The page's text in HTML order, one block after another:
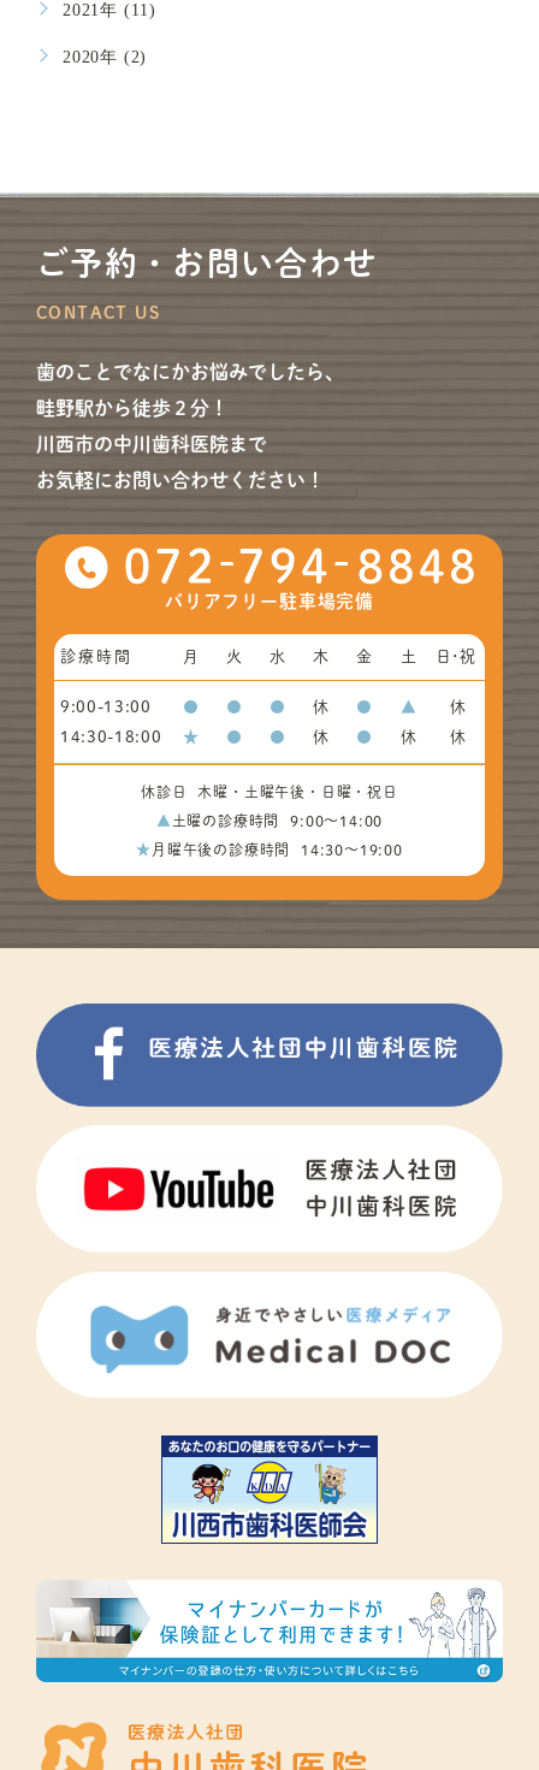
2021年 (11)
2020年 (2)
ご予約・お問い合わせ
CONTACT US
歯のことでなにかお悩みでしたら、
畦野駅から徒歩２分！
川西市の中川歯科医院まで
お気軽にお問い合わせください！
バリアフリー駐車場完備
診療時間 月 火 水 木 金 土 日･祝
9:00-13:00 ● ● ● 休 ● ▲
休
14:30-18:00
★ ● ● 休 ● 休 休
休診日
木曜・土曜午後・日曜・祝日
▲ 土曜の診療時間
9:00〜14:00
★ 月曜午後の診療時間 14:30～19:00